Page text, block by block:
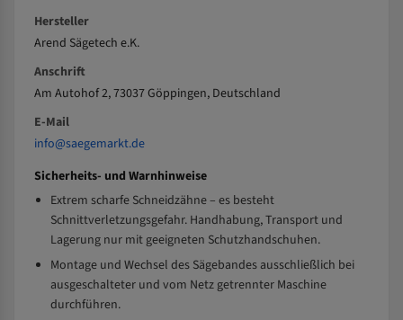
Hersteller
Arend Sägetech e.K.
Anschrift
Am Autohof 2, 73037 Göppingen, Deutschland
E-Mail
info@saegemarkt.de
Sicherheits- und Warnhinweise
Extrem scharfe Schneidzähne – es besteht
Schnittverletzungsgefahr. Handhabung, Transport und
Lagerung nur mit geeigneten Schutzhandschuhen.
Montage und Wechsel des Sägebandes ausschließlich bei
ausgeschalteter und vom Netz getrennter Maschine
durchführen.